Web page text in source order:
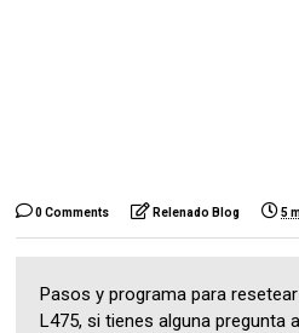
0 Comments Relenado Blog 5
Pasos y programa para
L475, si tienes alguna pregunta